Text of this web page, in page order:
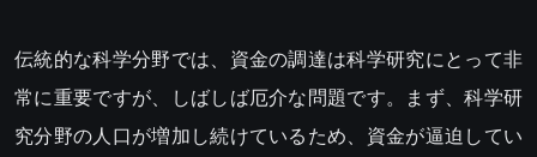
伝統的な科学分野では、資金の調達は科学研究にとって非
常に重要ですが、しばしば厄介な問題です。まず、科学研
究分野の人口が増加し続けているため、資金が逼迫してい